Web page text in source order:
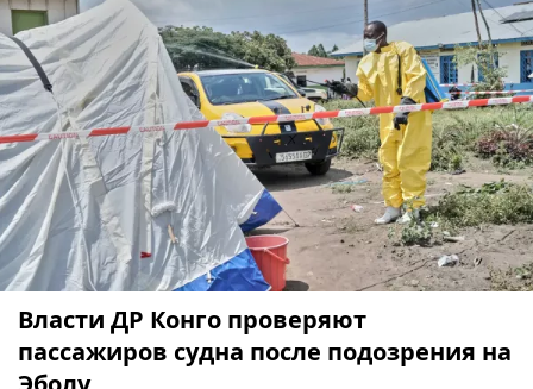
Власти ДР Конго проверяют
пассажиров судна после подозрения на